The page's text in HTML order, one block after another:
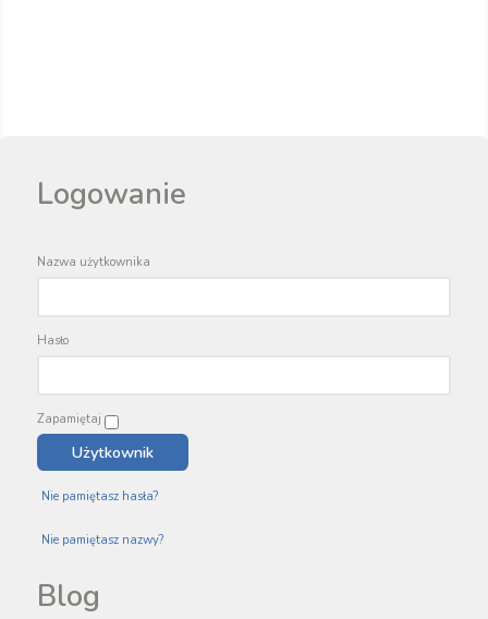
Logowanie
Nazwa użytkownika
Hasło
Zapamiętaj
Nie pamiętasz hasła?
Nie pamiętasz nazwy?
Blog